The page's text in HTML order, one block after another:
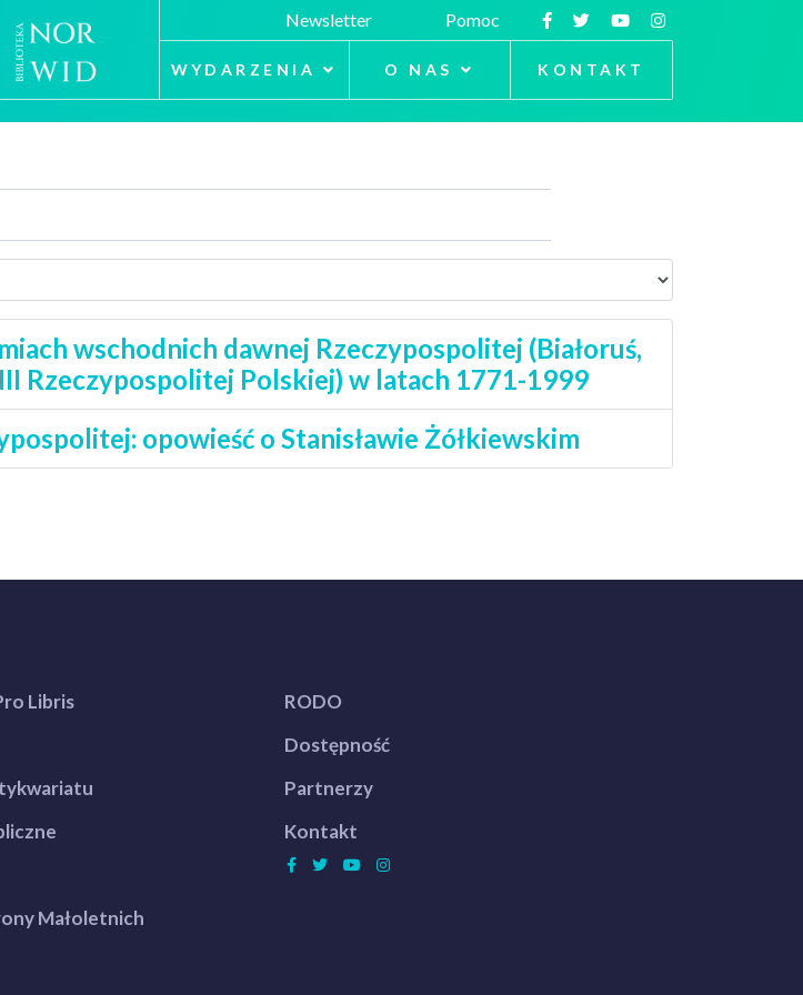
Newsletter Pomoc
WYDARZENIA O NAS KONTAKT
wschodnich dawnej Rzeczypospolitej (Białoruś,
Rzeczypospolitej Polskiej) w latach 1771-1999
opowieść o Stanisławie Żółkiewskim
Libris
Małoletnich
RODO
Dostępność
Partnerzy
Kontakt